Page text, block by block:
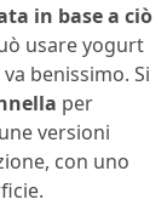
in base a ciò
usare yogurt
benissimo. Si
per
versioni
con uno